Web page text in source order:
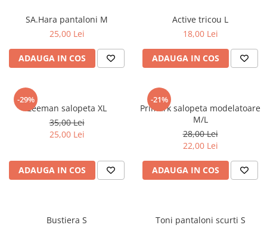
SA.Hara pantaloni M
25,00 Lei
ADAUGA IN COS
Active tricou L
18,00 Lei
ADAUGA IN COS
-29%
Zeeman salopeta XL
35,00 Lei
25,00 Lei
ADAUGA IN COS
-21%
Primark salopeta modelatoare
M/L
28,00 Lei
22,00 Lei
ADAUGA IN COS
Bustiera S
Toni pantaloni scurti S